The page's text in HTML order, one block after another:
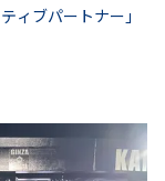
ィブパートナー」